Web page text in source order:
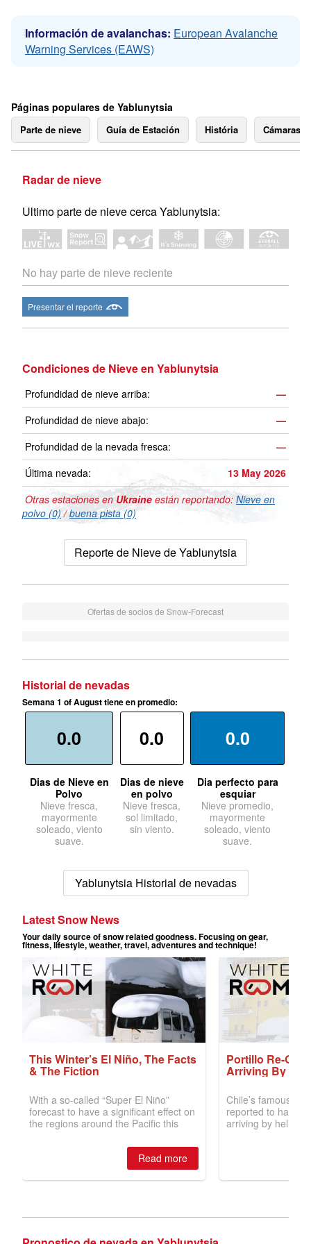
Información de avalanchas: European Avalanche
Warning Services (EAWS)
Páginas populares de Yablunytsia
Parte de nieve Guía de Estación História Cámaras
Radar de nieve
Ultimo parte de nieve cerca Yablunytsia:
No hay parte de nieve reciente
Presentar el reporte
Condiciones de Nieve en Yablunytsia
Profundidad de nieve arriba:
—
Profundidad de nieve abajo:
—
Profundidad de la nevada fresca:
—
Última nevada:
13 May 2026
Otras estaciones enUkraine están reportando: Nieve en
polvo (0) /buena pista (0)
Reporte de Nieve de Yablunytsia
Ofertas de socios de Snow-Forecast
Historial de nevadas
Semana 1 of August tiene en promedio:
0.0
Dias de Nieve en
Polvo
Nieve fresca,
mayormente
soleado, viento
suave.
0.0
Dias de nieve
en polvo
Nieve fresca,
sol limitado,
sin viento.
0.0
Dia perfecto para
esquiar
Nieve promedio,
mayormente
soleado, viento
suave.
Yablunytsia Historial de nevadas